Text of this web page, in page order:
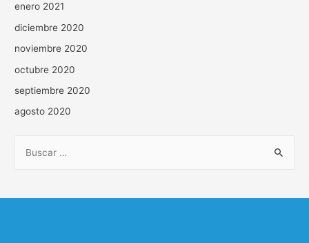
enero 2021
diciembre 2020
noviembre 2020
octubre 2020
septiembre 2020
agosto 2020